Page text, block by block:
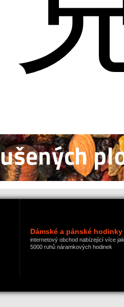
Dámské a pánské hodinky
internetový obchod nabízející více jak
5000 ruhů náramkových hodinek